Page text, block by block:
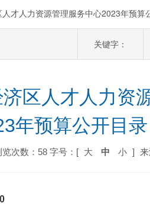
才人力资源管理服务中心2023年预算
关键字：
区人才人力资
年预算公开目录
览次数：58 字号：[ 大 中 小 ]